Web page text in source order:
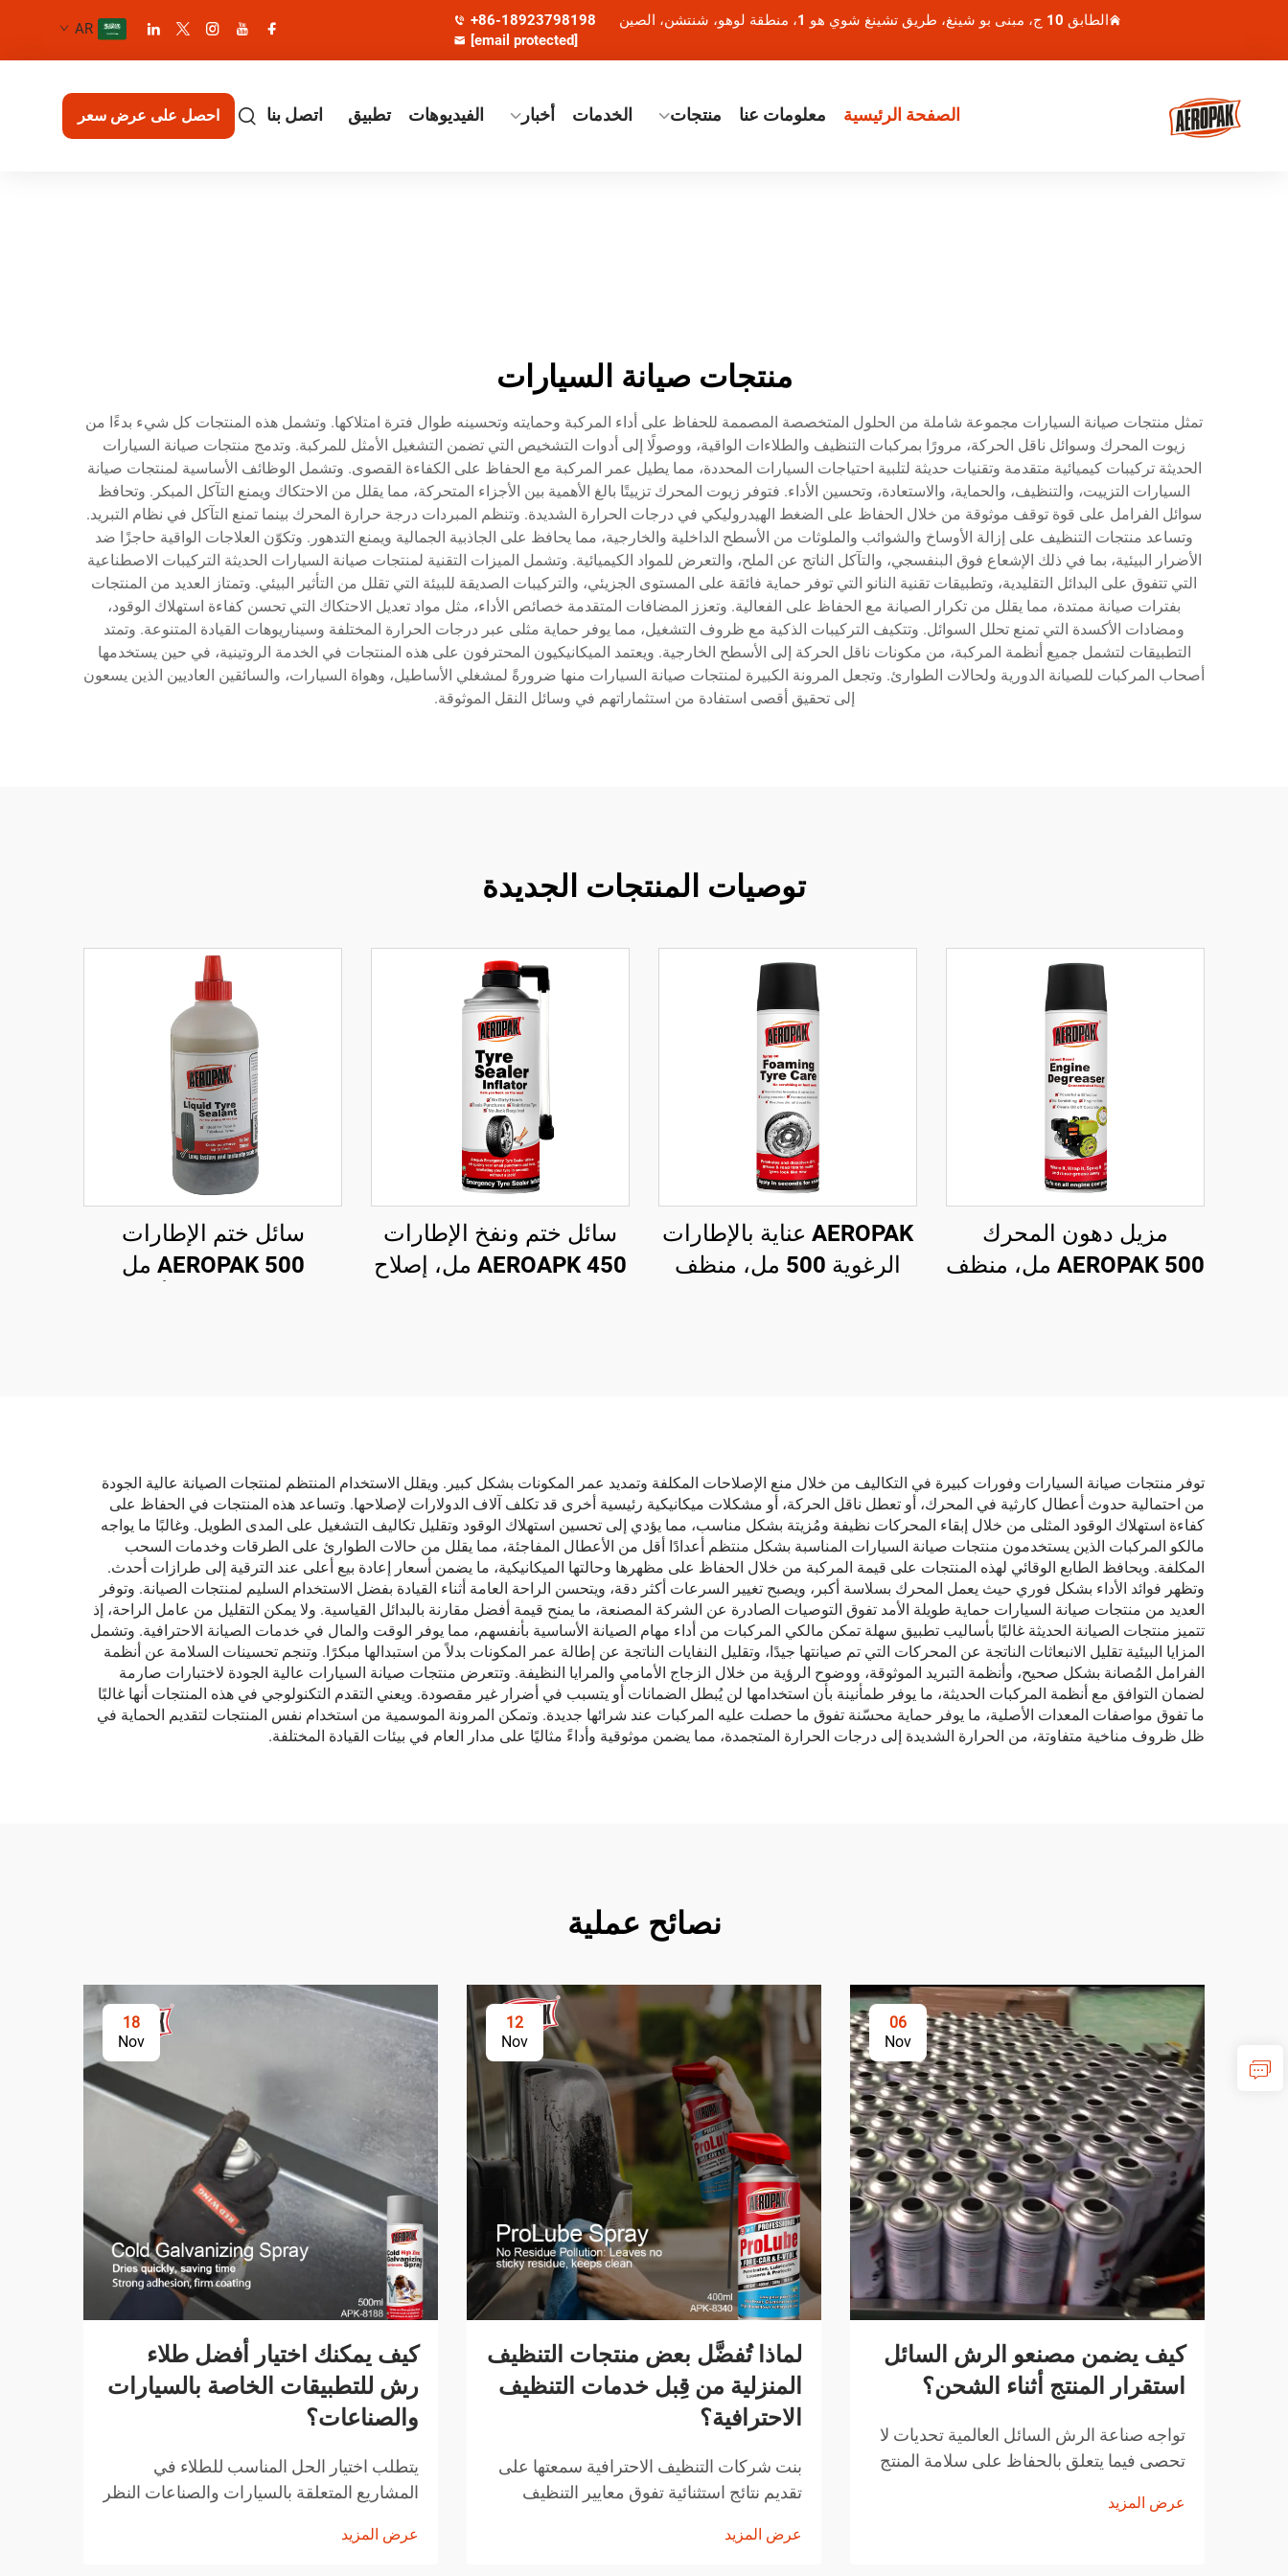
الطابق 10 ج، مبنى بو شينغ، طريق تشينغ شوي هو 1، منطقة لوهو، شنتشن، الصين
+86-18923798198
[email protected]
AR
الصفحة الرئيسية معلومات عنا منتجات الخدمات أخبار الفيديوهات تطبيق اتصل بنا احصل على عرض سعر
منتجات صيانة السيارات
تمثل منتجات صيانة السيارات مجموعة شاملة من الحلول المتخصصة المصممة للحفاظ على أداء المركبة وحمايته وتحسينه طوال فترة امتلاكها. وتشمل هذه المنتجات كل شيء بدءًا من
زيوت المحرك وسوائل ناقل الحركة، مرورًا بمركبات التنظيف والطلاءات الواقية، ووصولًا إلى أدوات التشخيص التي تضمن التشغيل الأمثل للمركبة. وتدمج منتجات صيانة السيارات
الحديثة تركيبات كيميائية متقدمة وتقنيات حديثة لتلبية احتياجات السيارات المحددة، مما يطيل عمر المركبة مع الحفاظ على الكفاءة القصوى. وتشمل الوظائف الأساسية لمنتجات صيانة
السيارات التزييت، والتنظيف، والحماية، والاستعادة، وتحسين الأداء. فتوفر زيوت المحرك تزييتًا بالغ الأهمية بين الأجزاء المتحركة، مما يقلل من الاحتكاك ويمنع التآكل المبكر. وتحافظ
سوائل الفرامل على قوة توقف موثوقة من خلال الحفاظ على الضغط الهيدروليكي في درجات الحرارة الشديدة. وتنظم المبردات درجة حرارة المحرك بينما تمنع التآكل في نظام التبريد.
وتساعد منتجات التنظيف على إزالة الأوساخ والشوائب والملوثات من الأسطح الداخلية والخارجية، مما يحافظ على الجاذبية الجمالية ويمنع التدهور. وتكوّن العلاجات الواقية حاجزًا ضد
الأضرار البيئية، بما في ذلك الإشعاع فوق البنفسجي، والتآكل الناتج عن الملح، والتعرض للمواد الكيميائية. وتشمل الميزات التقنية لمنتجات صيانة السيارات الحديثة التركيبات الاصطناعية
التي تتفوق على البدائل التقليدية، وتطبيقات تقنية النانو التي توفر حماية فائقة على المستوى الجزيئي، والتركيبات الصديقة للبيئة التي تقلل من التأثير البيئي. وتمتاز العديد من المنتجات
بفترات صيانة ممتدة، مما يقلل من تكرار الصيانة مع الحفاظ على الفعالية. وتعزز المضافات المتقدمة خصائص الأداء، مثل مواد تعديل الاحتكاك التي تحسن كفاءة استهلاك الوقود،
ومضادات الأكسدة التي تمنع تحلل السوائل. وتتكيف التركيبات الذكية مع ظروف التشغيل، مما يوفر حماية مثلى عبر درجات الحرارة المختلفة وسيناريوهات القيادة المتنوعة. وتمتد
التطبيقات لتشمل جميع أنظمة المركبة، من مكونات ناقل الحركة إلى الأسطح الخارجية. ويعتمد الميكانيكيون المحترفون على هذه المنتجات في الخدمة الروتينية، في حين يستخدمها
أصحاب المركبات للصيانة الدورية ولحالات الطوارئ. وتجعل المرونة الكبيرة لمنتجات صيانة السيارات منها ضرورةً لمشغلي الأساطيل، وهواة السيارات، والسائقين العاديين الذين يسعون
إلى تحقيق أقصى استفادة من استثماراتهم في وسائل النقل الموثوقة.
توصيات المنتجات الجديدة
مزيل دهون المحرك
AEROPAK 500 مل، منظف
AEROPAK عناية بالإطارات
الرغوية 500 مل، منظف
سائل ختم ونفخ الإطارات
AEROAPK 450 مل، إصلاح
سائل ختم الإطارات
AEROPAK 500 مل
توفر منتجات صيانة السيارات وفورات كبيرة في التكاليف من خلال منع الإصلاحات المكلفة وتمديد عمر المكونات بشكل كبير. ويقلل الاستخدام المنتظم لمنتجات الصيانة عالية الجودة
من احتمالية حدوث أعطال كارثية في المحرك، أو تعطل ناقل الحركة، أو مشكلات ميكانيكية رئيسية أخرى قد تكلف آلاف الدولارات لإصلاحها. وتساعد هذه المنتجات في الحفاظ على
كفاءة استهلاك الوقود المثلى من خلال إبقاء المحركات نظيفة ومُزيتة بشكل مناسب، مما يؤدي إلى تحسين استهلاك الوقود وتقليل تكاليف التشغيل على المدى الطويل. وغالبًا ما يواجه
مالكو المركبات الذين يستخدمون منتجات صيانة السيارات المناسبة بشكل منتظم أعدادًا أقل من الأعطال المفاجئة، مما يقلل من حالات الطوارئ على الطرقات وخدمات السحب
المكلفة. ويحافظ الطابع الوقائي لهذه المنتجات على قيمة المركبة من خلال الحفاظ على مظهرها وحالتها الميكانيكية، ما يضمن أسعار إعادة بيع أعلى عند الترقية إلى طرازات أحدث.
وتظهر فوائد الأداء بشكل فوري حيث يعمل المحرك بسلاسة أكبر، ويصبح تغيير السرعات أكثر دقة، ويتحسن الراحة العامة أثناء القيادة بفضل الاستخدام السليم لمنتجات الصيانة. وتوفر
العديد من منتجات صيانة السيارات حماية طويلة الأمد تفوق التوصيات الصادرة عن الشركة المصنعة، ما يمنح قيمة أفضل مقارنة بالبدائل القياسية. ولا يمكن التقليل من عامل الراحة، إذ
تتميز منتجات الصيانة الحديثة غالبًا بأساليب تطبيق سهلة تمكن مالكي المركبات من أداء مهام الصيانة الأساسية بأنفسهم، مما يوفر الوقت والمال في خدمات الصيانة الاحترافية. وتشمل
المزايا البيئية تقليل الانبعاثات الناتجة عن المحركات التي تم صيانتها جيدًا، وتقليل النفايات الناتجة عن إطالة عمر المكونات بدلاً من استبدالها مبكرًا. وتنجم تحسينات السلامة عن أنظمة
الفرامل المُصانة بشكل صحيح، وأنظمة التبريد الموثوقة، ووضوح الرؤية من خلال الزجاج الأمامي والمرايا النظيفة. وتتعرض منتجات صيانة السيارات عالية الجودة لاختبارات صارمة
لضمان التوافق مع أنظمة المركبات الحديثة، ما يوفر طمأنينة بأن استخدامها لن يُبطل الضمانات أو يتسبب في أضرار غير مقصودة. ويعني التقدم التكنولوجي في هذه المنتجات أنها غالبًا
ما تفوق مواصفات المعدات الأصلية، ما يوفر حماية محسّنة تفوق ما حصلت عليه المركبات عند شرائها جديدة. وتمكن المرونة الموسمية من استخدام نفس المنتجات لتقديم الحماية في
ظل ظروف مناخية متفاوتة، من الحرارة الشديدة إلى درجات الحرارة المتجمدة، مما يضمن موثوقية وأداءً مثاليًا على مدار العام في بيئات القيادة المختلفة.
نصائح عملية
06
Nov
كيف يضمن مصنعو الرش السائل
استقرار المنتج أثناء الشحن؟
تواجه صناعة الرش السائل العالمية تحديات لا
تحصى فيما يتعلق بالحفاظ على سلامة المنتج
التغيرات في الضغط ومخاوف التعامل مع
عرض المزيد
12
Nov
لماذا تُفضَّل بعض منتجات التنظيف
المنزلية من قِبل خدمات التنظيف
الاحترافية؟
بنت شركات التنظيف الاحترافية سمعتها على
تقديم نتائج استثنائية تفوق معايير التنظيف
اختيارات عشوائية، بل هي حلول تم اختيارها
عرض المزيد
18
Nov
كيف يمكنك اختيار أفضل طلاء
رش للتطبيقات الخاصة بالسيارات
والصناعات؟
يتطلب اختيار الحل المناسب للطلاء في
المشاريع المتعلقة بالسيارات والصناعات النظر
وخصائص الأداء. وقد ثوّرت تقنيات الطلاء
عرض المزيد